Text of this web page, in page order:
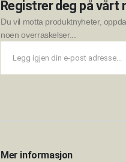
Registrer deg på vårt
Du vil motta produktnyheter,
noen overraskelser...
Mer informasjon